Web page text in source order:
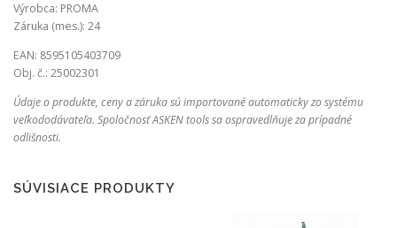
Výrobca: PROMA
Záruka (mes.): 24
EAN: 8595105403709
Obj. č.: 25002301
Údaje o produkte, ceny a záruka sú importované automaticky zo systému
veľkododávateľa. Spoločnosť ASKEN tools sa ospravedlňuje za prípadné
odlišnosti.
SÚVISIACE PRODUKTY